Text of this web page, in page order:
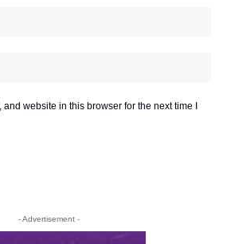
website in this browser for the next time I
- Advertisement -